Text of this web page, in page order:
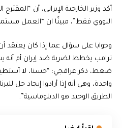
أكد وزير الخارجية الإيراني، أن
النووي فقط”، مبينًا ان “العمل
وجوابا على سؤال عما إذا كان يعتقد
ترامب يخطط لضربة ضد إيران أم أنه
ضغط، ذكر عراقجي: “حسنا، لا
واحدة، وهي أنه إذا أرادوا إيجاد حل
الطريق الوحيد هو الدبلوماسية”.